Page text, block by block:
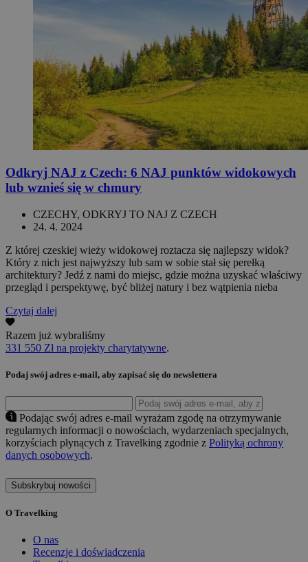
Odkryj NAJ z Czech: 6 NAJ punktów widokowych
lub wznieś się w chmury
CZECHY, ODKRYJ TO NAJ Z CZECH
24. 4. 2024
Z której czeskiej wieży widokowej roztacza się najlepszy widok?
Który z nich jest najwyższy lub sam w sobie stał się perełką
architektury? Jedź z nami do miejsc, gdzie można uzyskać właściwy
przegląd i perspektywę, być bliżej natury i bez wątpienia nieba
Czytaj dalej
Razem już wybraliśmy
331 550 Zł na projekty charytatywne.
Podaj swój adres e-mail, aby zapisać się do newslettera
Podając swój adres e-mail wyrażam zgodę na otrzymywanie
regularnych informacji o nowościach, wydarzeniach specjalnych,
korzyściach płynących z Travelking zgodnie z Polityką ochrony
danych osobowych.
Subskrybuj nowości
O Travelking
O nas
Recenzje i doświadczenia